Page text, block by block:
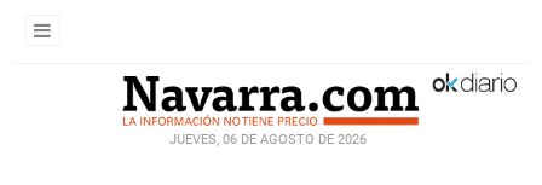
JUEVES, 06 DE AGOSTO DE 2026